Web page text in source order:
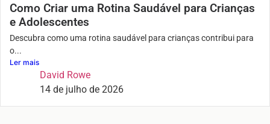
Como Criar uma Rotina Saudável para Crianças
e Adolescentes
Descubra como uma rotina saudável para crianças contribui para
o...
Ler mais
David Rowe
14 de julho de 2026